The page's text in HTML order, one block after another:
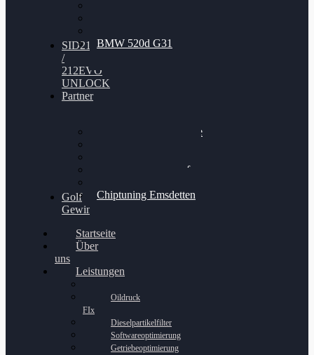
BMW 520d G31
SID212
/
212EVO
UNLOCK
Partner
Bilgenroth Performance
Chiptuning Schüttorf
Chiptuning Emsdetten
Golf
Gewinnspiel
Startseite
Über
uns
Leistungen
Oildruck
FIx
Dieselpartikelfilter
Softwareoptimierung
Getriebeoptimierung